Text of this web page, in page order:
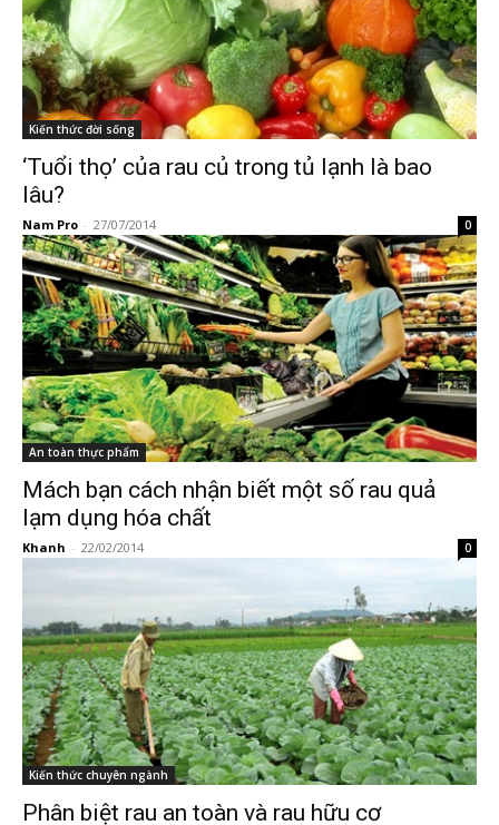
Kiến thức đời sống
‘Tuổi thọ’ của rau củ trong tủ lạnh là bao
lâu?
Nam Pro - 27/07/2014 0
An toàn thực phẩm
Mách bạn cách nhận biết một số rau quả
lạm dụng hóa chất
Khanh - 22/02/2014 0
Kiến thức chuyên ngành
Phân biệt rau an toàn và rau hữu cơ